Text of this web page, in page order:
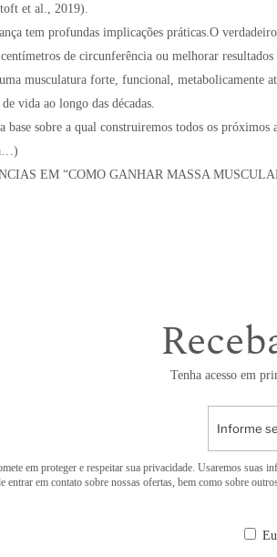
et al., 2019).
tem profundas implicações práticas.O
de circunferência ou melhorar
musculatura forte, funcional, metabolicamente
vida ao longo das décadas.
base sobre a qual construiremos todos os próximos
EM “COMO GANHAR MASSA
Tenha acesso em
em proteger e respeitar sua privacidade. Usaremos suas
entrar em contato sobre nossas ofertas, bem como sobre